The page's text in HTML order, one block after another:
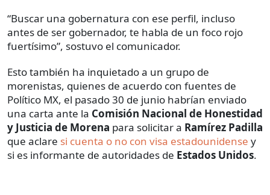
“Buscar una gobernatura con ese perfil, incluso
antes de ser gobernador, te habla de un foco rojo
fuertísimo”, sostuvo el comunicador.
Esto también ha inquietado a un grupo de
morenistas, quienes de acuerdo con fuentes de
Político MX, el pasado 30 de junio habrían enviado
una carta ante la Comisión Nacional de Honestidad
y Justicia de Morena para solicitar a Ramírez Padilla
que aclare si cuenta o no con visa estadounidense y
si es informante de autoridades de Estados Unidos.